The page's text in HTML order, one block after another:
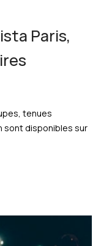
Paris,
tenues
sont disponibles sur